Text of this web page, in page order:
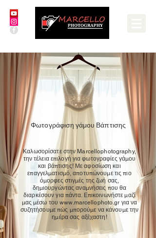
Φωτογράφιση γάμου Βάπτισης
Καλωσορίσατε στην Marcellophotography,
την τέλεια επιλογή για φωτογραφίες γάμου
και βάπτισης! Με αφοσίωση και
επαγγελματισμό, αποτυπώνουμε τις πιο
όμορφες στιγμές της ζωή σας,
δημιουργώντας αναμνήσεις που θα
διαρκέσουν για πάντα. Επικοινωνήστε μαζί
μας μέσω τουwww.marcellophoto.gr για να
συζητήσουμε πώς μπορούμε να κάνουμε την
ημέρα σας αξέχαστη!